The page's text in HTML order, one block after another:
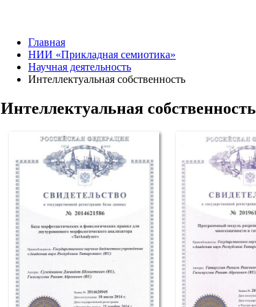
Главная
НИИ «Прикладная семиотика»
Научная деятельность
Интеллектуальная собственность
Интеллектуальная собственность